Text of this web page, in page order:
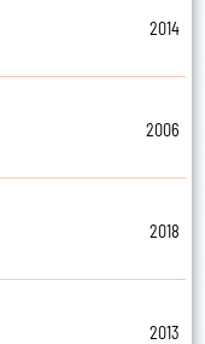
2014
2006
2018
2013